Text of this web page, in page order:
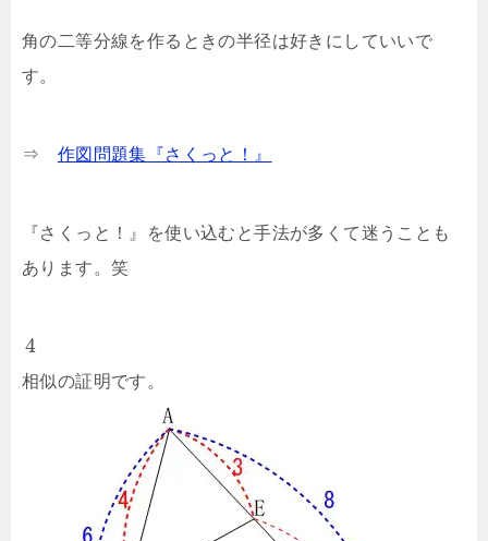
角の二等分線を作るときの半径は好きにしていいで
す。
⇒ 作図問題集『さくっと！』
『さくっと！』を使い込むと手法が多くて迷うことも
あります。笑
4
相似の証明です。